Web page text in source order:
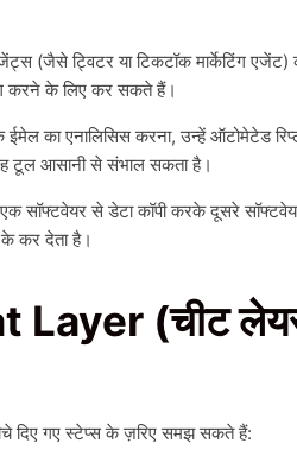
(जैसे ट्विटर या टिकटॉक मार्केटिंग एजेंट)
करने के लिए कर सकते हैं।
ईमेल का एनालिसिस करना, उन्हें ऑटोमेटेड
टूल आसानी से संभाल सकता है।
एक सॉफ्टवेयर से डेटा कॉपी करके दूसरे
कर देता है।
(चीट
दिए गए स्टेप्स के ज़रिए समझ सकते हैं: